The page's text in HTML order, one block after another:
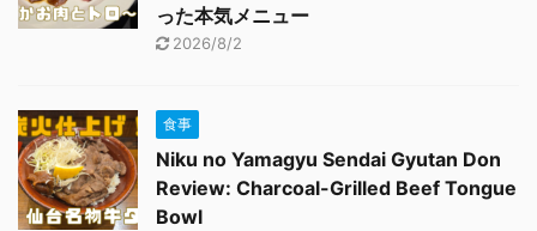
った本気メニュー
2026/8/2
食事
Niku no Yamagyu Sendai Gyutan Don
Review: Charcoal-Grilled Beef Tongue
Bowl